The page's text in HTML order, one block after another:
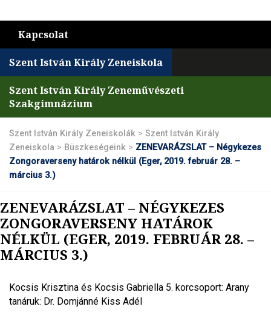
Kapcsolat
Szent István Király Zeneiskola
Szent István Király Zeneművészeti
Szakgimnázium
Szent István Király Zeneiskolák > Szent István Király
Zeneiskola > Büszkeségeink > ZENEVARÁZSLAT – Négykezes
Zongoraverseny határok nélkül (Eger, 2019. február 28. –
március 3.)
ZENEVARÁZSLAT – NÉGYKEZES
ZONGORAVERSENY HATÁROK
NÉLKÜL (EGER, 2019. FEBRUÁR 28. –
MÁRCIUS 3.)
Kocsis Krisztina és Kocsis Gabriella 5. korcsoport: Arany
tanáruk: Dr. Domjánné Kiss Adél